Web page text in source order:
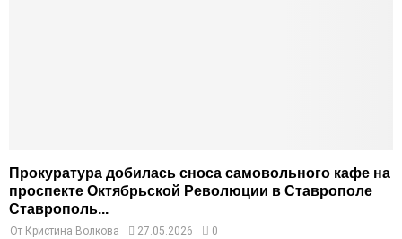
Прокуратура добилась сноса самовольного кафе на
проспекте Октябрьской Революции в Ставрополе
Ставрополь...
От Кристина Волкова 27.05.2026 0